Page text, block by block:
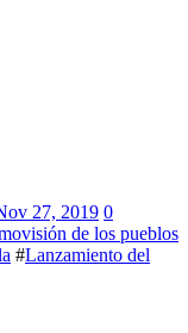
27, 2019 0
de los pueblos
#Lanzamiento del